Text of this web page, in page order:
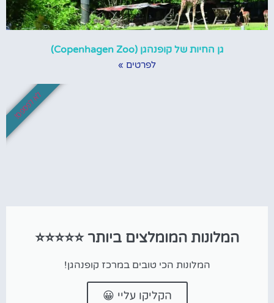
גן החיות של קופנהגן (Copenhagen Zoo)
לפרטים »
המלונות המומלצים ביותר ⭐⭐⭐⭐⭐
המלונות הכי טובים במרכז קופנהגן!
הקליקו עליי 😀
לא לפספס!